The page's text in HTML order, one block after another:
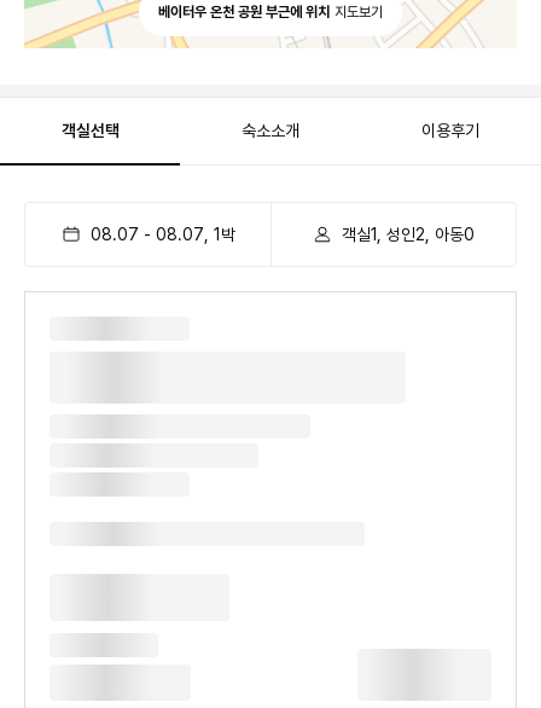
베이터우 온천 공원 부근에 위치 지도보기
객실선택 숙소소개 이용후기
08.07 - 08.07 1 박 객실1, 성인2, 아동0